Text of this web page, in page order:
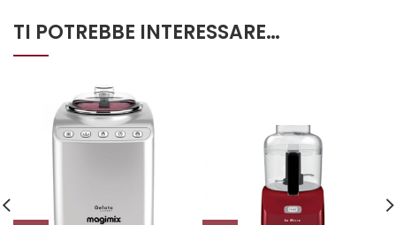
TI POTREBBE INTERESSARE…